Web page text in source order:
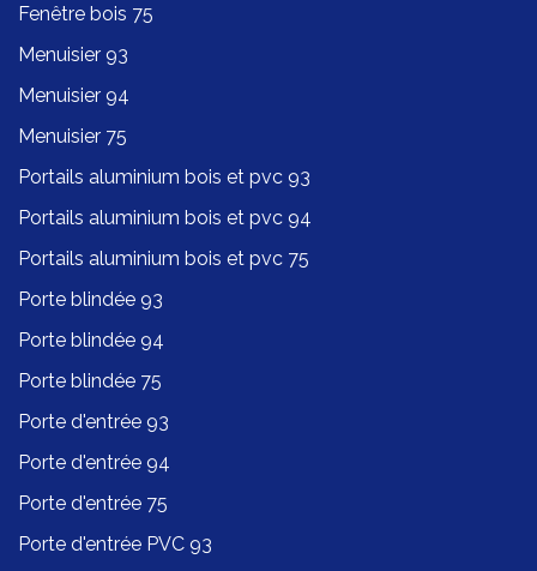
Fenêtre bois 75
Menuisier 93
Menuisier 94
Menuisier 75
Portails aluminium bois et pvc 93
Portails aluminium bois et pvc 94
Portails aluminium bois et pvc 75
Porte blindée 93
Porte blindée 94
Porte blindée 75
Porte d'entrée 93
Porte d'entrée 94
Porte d'entrée 75
Porte d'entrée PVC 93